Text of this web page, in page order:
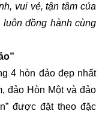
vui vẻ, tận tâm của
đồng hành cùng
4 hòn đảo đẹp nhất
đảo Hòn Một và đảo
được đặt theo đặc